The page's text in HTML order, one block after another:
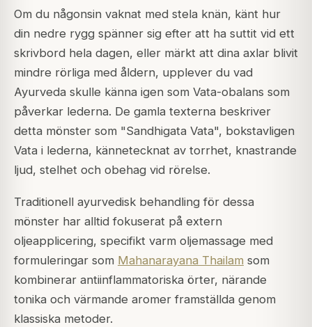
Om du någonsin vaknat med stela knän, känt hur
din nedre rygg spänner sig efter att ha suttit vid ett
skrivbord hela dagen, eller märkt att dina axlar blivit
mindre rörliga med åldern, upplever du vad
Ayurveda skulle känna igen som Vata-obalans som
påverkar lederna. De gamla texterna beskriver
detta mönster som "Sandhigata Vata", bokstavligen
Vata i lederna, kännetecknat av torrhet, knastrande
ljud, stelhet och obehag vid rörelse.
Traditionell ayurvedisk behandling för dessa
mönster har alltid fokuserat på extern
oljeapplicering, specifikt varm oljemassage med
formuleringar som Mahanarayana Thailam som
kombinerar antiinflammatoriska örter, närande
tonika och värmande aromer framställda genom
klassiska metoder.